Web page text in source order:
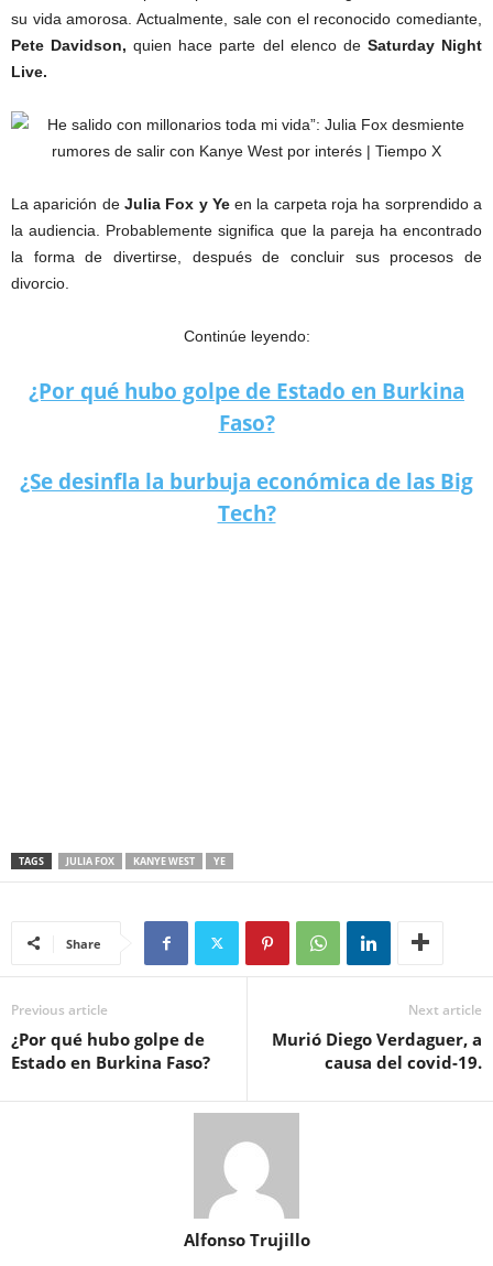
su vida amorosa. Actualmente, sale con el reconocido comediante,
Pete Davidson, quien hace parte del elenco de Saturday Night
Live.
La aparición de Julia Fox y Yeen la carpeta roja ha sorprendido a
la audiencia. Probablemente significa que la pareja ha encontrado
la forma de divertirse, después de concluir sus procesos de
divorcio.
Continúe leyendo:
¿Por qué hubo golpe de Estado en Burkina
Faso?
¿Se desinfla la burbuja económica de las Big
Tech?
TAGS JULIA FOX KANYE WEST YE
Share
Previous article
¿Por qué hubo golpe de
Estado en Burkina Faso?
Next article
Murió Diego Verdaguer, a
causa del covid-19.
Alfonso Trujillo